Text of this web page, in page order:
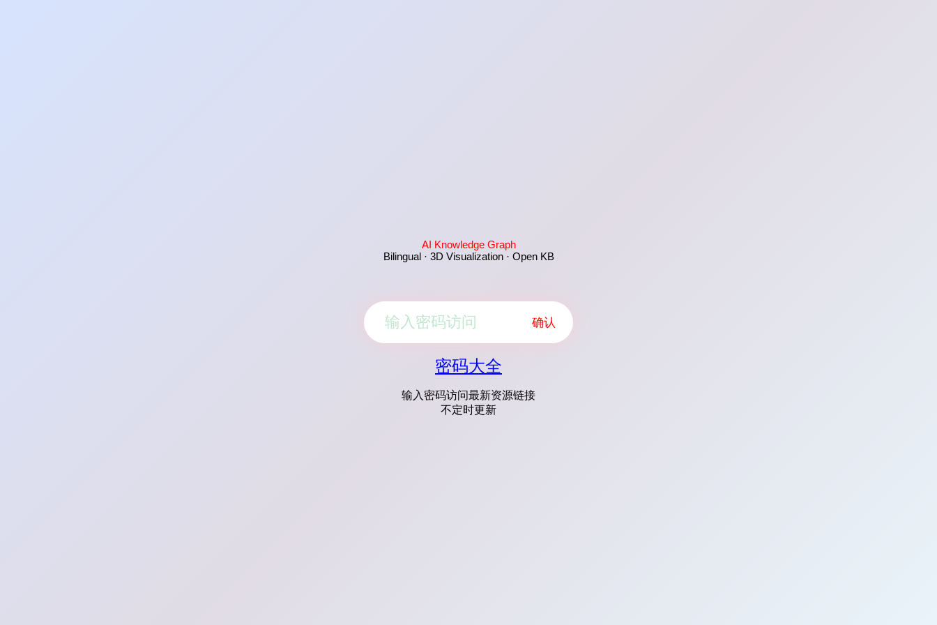
AI Knowledge Graph
Bilingual · 3D Visualization · Open KB
确认
密码大全
输入密码访问最新资源链接
不定时更新